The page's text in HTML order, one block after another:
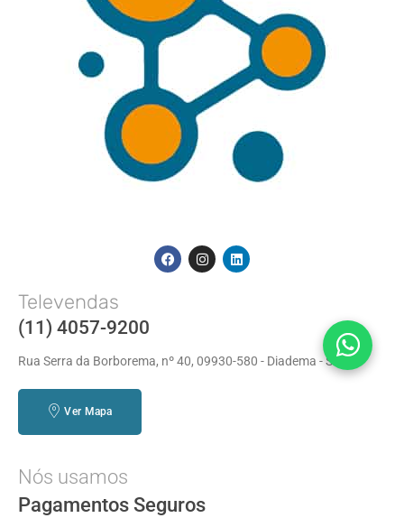
Televendas
(11) 4057-9200
Rua Serra da Borborema, nº 40, 09930-580 - Diadema - SP
Ver Mapa
Nós usamos
Pagamentos Seguros